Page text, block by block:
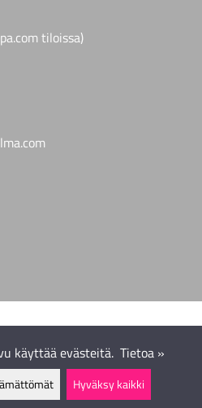
tiloissa)
käyttää evästeitä. Tietoa »
Hyväksy kaikki